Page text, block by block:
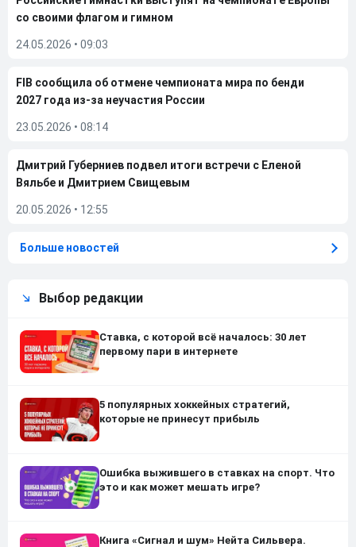
со своими флагом и гимном
24.05.2026 • 09:03
FIB сообщила об отмене чемпионата мира по бенди
2027 года из-за неучастия России
23.05.2026 • 08:14
Дмитрий Губерниев подвел итоги встречи с Еленой
Вяльбе и Дмитрием Свищевым
20.05.2026 • 12:55
Больше новостей
Выбор редакции
Ставка, с которой всё началось: 30 лет
первому пари в интернете
5 популярных хоккейных стратегий,
которые не принесут прибыль
Ошибка выжившего в ставках на спорт. Что
это и как может мешать игре?
Книга «Сигнал и шум» Нейта Сильвера.